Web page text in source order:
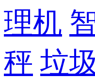
理机
秤 垃